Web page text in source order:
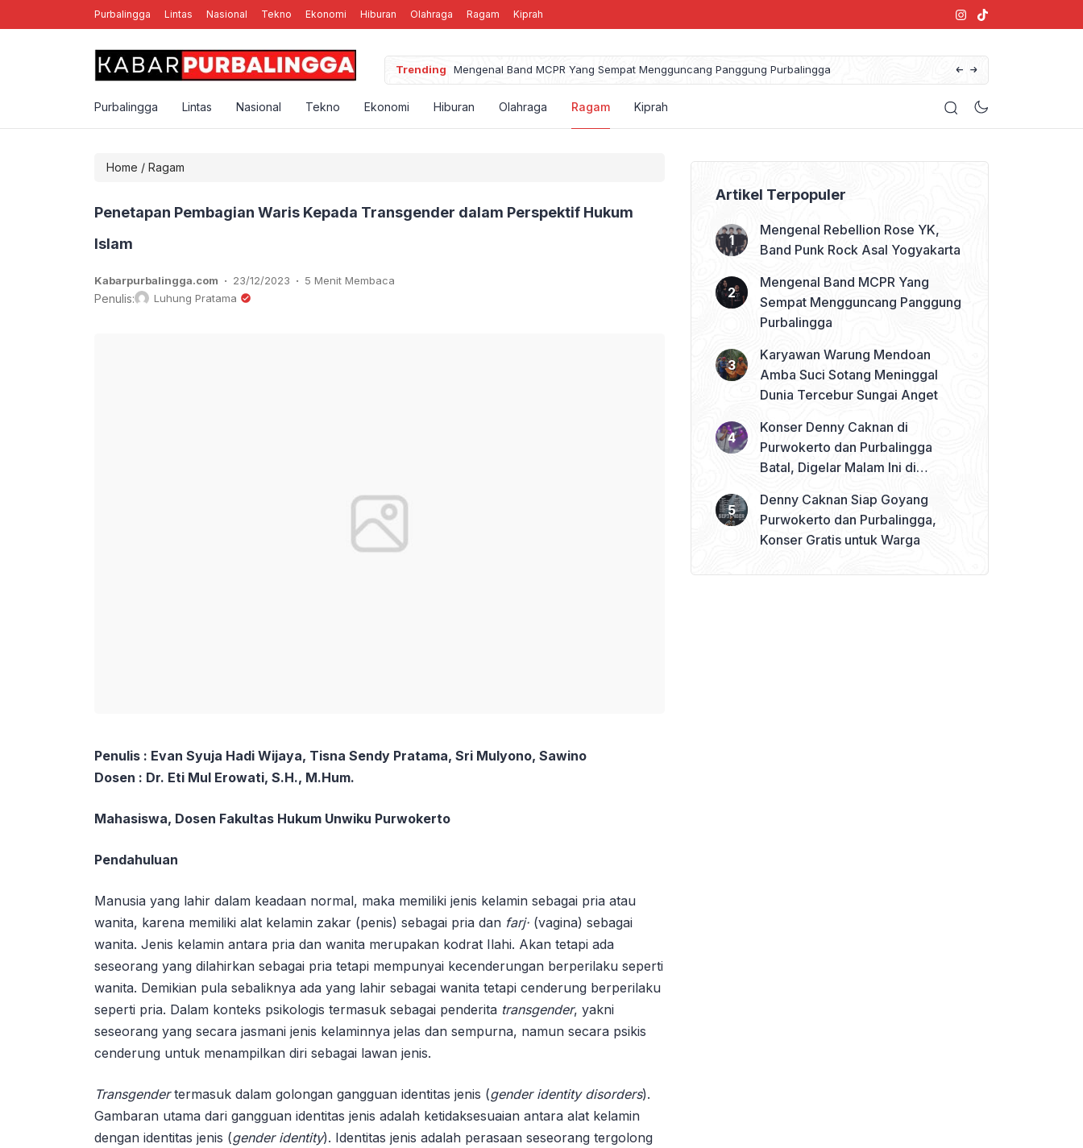
Purbalingga Lintas Nasional Tekno Ekonomi Hiburan Olahraga Ragam Kiprah
Trending
Rebellion Rose YK, Band Punk Rock Asal Yogyakarta Mengenal Band MCPR Yang Sempat Mengguncang Panggung Purbalingga
Purbalingga Lintas Nasional Tekno Ekonomi Hiburan Olahraga Ragam Kiprah
Home / Ragam
Penetapan Pembagian Waris Kepada Transgender dalam Perspektif Hukum
Islam
Kabarpurbalingga.com . 23/12/2023 . 5 Menit Membaca
Penulis: Luhung Pratama
Penulis : Evan Syuja Hadi Wijaya, Tisna Sendy Pratama, Sri Mulyono, Sawino
Dosen : Dr. Eti Mul Erowati, S.H., M.Hum.
Mahasiswa, Dosen Fakultas Hukum Unwiku Purwokerto
Pendahuluan
Manusia yang lahir dalam keadaan normal, maka memiliki jenis kelamin sebagai pria atau
wanita, karena memiliki alat kelamin zakar (penis) sebagai pria dan farj· (vagina) sebagai
wanita. Jenis kelamin antara pria dan wanita merupakan kodrat Ilahi. Akan tetapi ada
seseorang yang dilahirkan sebagai pria tetapi mempunyai kecenderungan berperilaku seperti
wanita. Demikian pula sebaliknya ada yang lahir sebagai wanita tetapi cenderung berperilaku
seperti pria. Dalam konteks psikologis termasuk sebagai penderita transgender, yakni
seseorang yang secara jasmani jenis kelaminnya jelas dan sempurna, namun secara psikis
cenderung untuk menampilkan diri sebagai lawan jenis.
Transgendertermasuk dalam golongan gangguan identitas jenis (gender identity disorders).
Gambaran utama dari gangguan identitas jenis adalah ketidaksesuaian antara alat kelamin
dengan identitas jenis (gender identity). Identitas jenis adalah perasaan seseorang tergolong
Artikel Terpopuler
Mengenal Rebellion Rose YK,
Band Punk Rock Asal Yogyakarta
Mengenal Band MCPR Yang
Sempat Mengguncang Panggung
Purbalingga
Karyawan Warung Mendoan
Amba Suci Sotang Meninggal
Dunia Tercebur Sungai Anget
Konser Denny Caknan di
Purwokerto dan Purbalingga
Batal, Digelar Malam Ini di
Denny Caknan Siap Goyang
Purwokerto dan Purbalingga,
Konser Gratis untuk Warga